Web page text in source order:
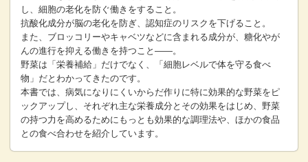
し、細胞の老化を防ぐ働きをすること。
抗酸化成分が脳の老化を防ぎ、認知症のリスクを下げること。
また、ブロッコリーやキャベツなどに含まれる成分が、糖化やが
んの進行を抑える働きを持つこと――。
野菜は「栄養補給」だけでなく、「細胞レベルで体を守る食べ
物」だとわかってきたのです。
本書では、病気になりにくいからだ作りに特に効果的な野菜をピ
ックアップし、それぞれ主な栄養成分とその効果をはじめ、野菜
の持つ力を高めるためにもっとも効果的な調理法や、ほかの食品
との食べ合わせを紹介しています。